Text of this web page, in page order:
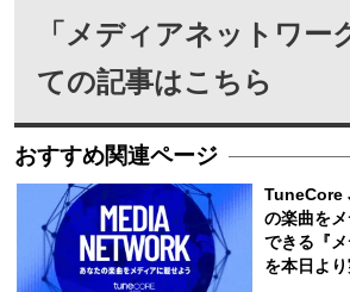
「メディアネットワー
ての記事はこちら